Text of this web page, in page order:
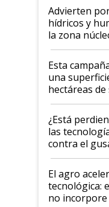
Advierten
hídricos y
la zona
Esta
una
hectáreas de
con una
variedades
salto
rendimiento
¿Está
las
contra el
desafío de
El agro
tecnológica:
no incorpore